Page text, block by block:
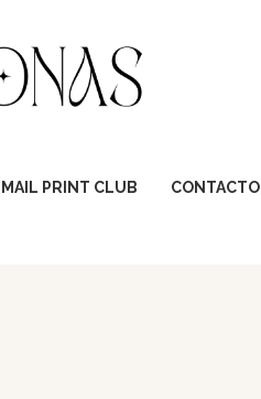
MAIL PRINT CLUB CONTACTO